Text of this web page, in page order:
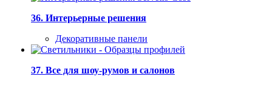
36. Интерьерные решения
Декоративные панели
37. Все для шоу-румов и салонов